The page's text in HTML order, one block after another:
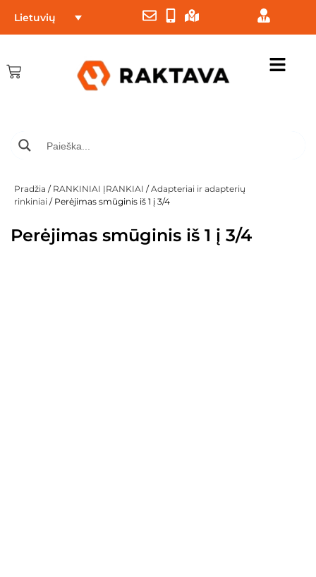
Lietuvių
Pradžia / RANKINIAI ĮRANKIAI /Adapteriai ir adapterių
rinkiniai / Perėjimas smūginis iš 1 į 3/4
Perėjimas smūginis iš 1 į 3/4